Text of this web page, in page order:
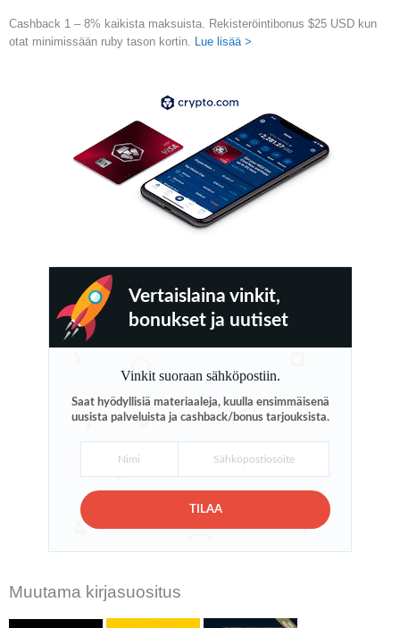
Cashback 1 – 8% kaikista maksuista. Rekisteröintibonus $25 USD kun
otat minimissään ruby tason kortin. Lue lisää >
Vertaislaina vinkit,
bonukset ja uutiset
Vinkit suoraan sähköpostiin.
Saat hyödyllisiä materiaaleja, kuulla ensimmäisenä
uusista palveluista ja cashback/bonus tarjouksista.
TILAA
Muutama kirjasuositus